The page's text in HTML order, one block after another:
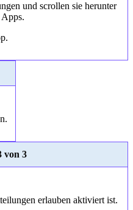
und scrollen sie herunter
von 3
erlauben aktiviert ist.